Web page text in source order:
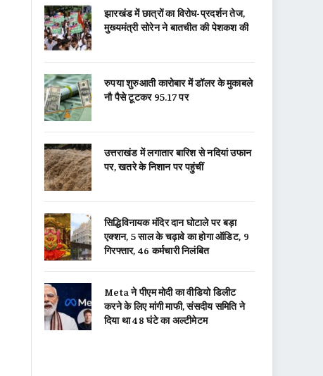
झारखंड में छात्रों का विरोध-प्रदर्शन तेज,
मुख्यमंत्री सोरेन ने बातचीत की पेशकश की
रुपया शुरुआती कारोबार में डॉलर के मुकाबले
नौ पैसे टूटकर 95.17 पर
उत्तराखंड में लगातार बारिश से नदियां उफान
पर, खतरे के निशान पर पहुंचीं
सिद्धिविनायक मंदिर दान घोटाले पर बड़ा
एक्शन, 5 साल के चढ़ावे का होगा ऑडिट, 9
गिरफ्तार, 46 कर्मचारी निलंबित
Meta ने पीएम मोदी का वीडियो डिलीट
करने के लिए मांगी माफी, संसदीय समिति ने
दिया था 48 घंटे का अल्टीमेटम